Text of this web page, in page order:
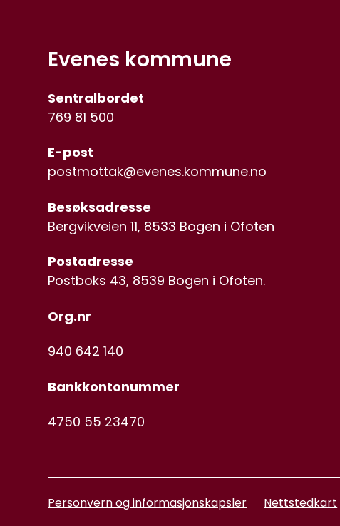
Evenes kommune
Sentralbordet
769 81 500
E-post
postmottak@evenes.kommune.no
Besøksadresse
Bergvikveien 11, 8533 Bogen i Ofoten
Postadresse
Postboks 43, 8539 Bogen i Ofoten.
Org.nr
940 642 140
Bankkontonummer
4750 55 23470
Personvern og informasjonskapsler Nettstedkart